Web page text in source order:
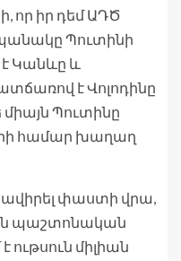
որ իր դեմ ԱԴԾ
Պուտինի
է Կանևը և
է Վոլոդինը
միայն Պուտինը
համար խաղաղ
փաստի վրա,
պաշտոնական
միլիան